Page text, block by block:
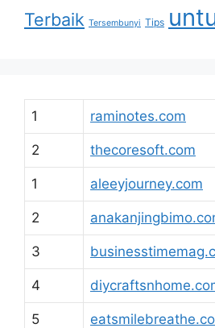
Terbaik Tersembunyi Tips
1 raminotes.com
2 thecoresoft.com
1 aleeyjourney.com
2
3
4
5